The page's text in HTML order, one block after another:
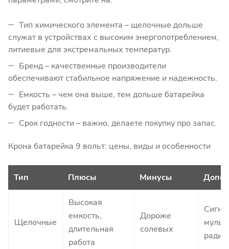
Тип химического элемента – щелочные дольше
служат в устройствах с высоким энергопотреблением,
литиевые для экстремальных температур.
Бренд – качественные производители
обеспечивают стабильное напряжение и надежность.
Емкость – чем она выше, тем дольше батарейка
будет работать.
Срок годности – важно, делаете покупку про запас.
Крона батарейка 9 вольт: цены, виды и особенности
Тип Плюсы Минусы
Щелочные
Высокая
емкость,
длительная
работа
Дороже
солевых